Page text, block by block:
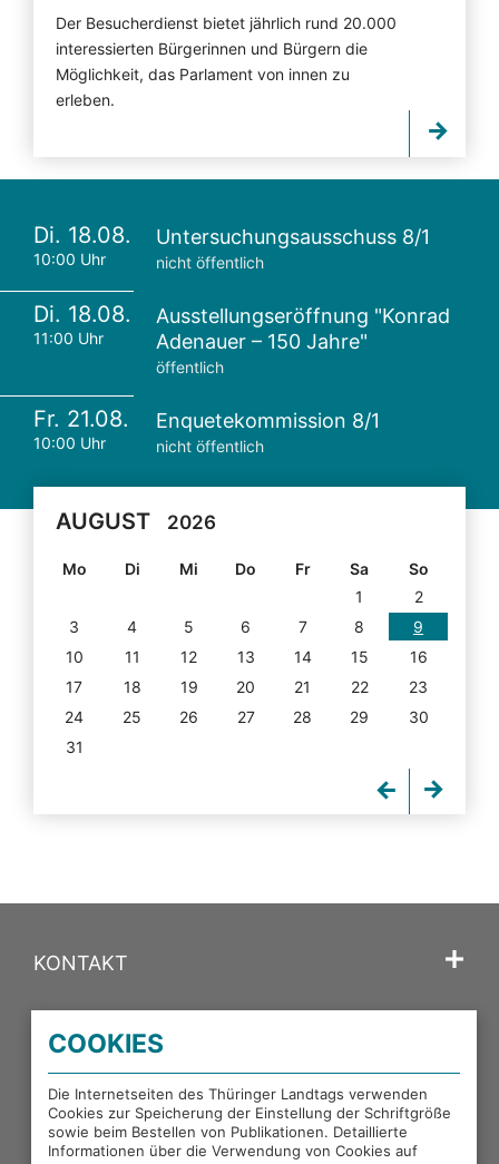
Der Besucherdienst bietet jährlich rund 20.000
interessierten Bürgerinnen und Bürgern die
Möglichkeit, das Parlament von innen zu
erleben.
Di. 18.08.
10:00 Uhr
Untersuchungsausschuss 8/1
nicht öffentlich
Di. 18.08.
11:00 Uhr
Ausstellungseröffnung "Konrad
Adenauer – 150 Jahre"
öffentlich
Fr. 21.08.
10:00 Uhr
Enquetekommission 8/1
nicht öffentlich
AUGUST 2026
Mo Di Mi Do Fr Sa
So
1
2
3
4 5 6 7 8
9
10
11 12 13 14 15
16
17
18 19 20 21 22
23
24
25 26 27 28 29
30
31
KONTAKT
PORTALE DES THÜRINGER LANDTAGS
EXTERNE LINKS
COOKIES
Die Internetseiten des Thüringer Landtags verwenden
Cookies zur Speicherung der Einstellung der Schriftgröße
sowie beim Bestellen von Publikationen. Detaillierte
Informationen über die Verwendung von Cookies auf